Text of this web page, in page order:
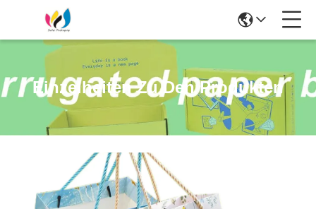
Einzelheiten Zu Den Produkten